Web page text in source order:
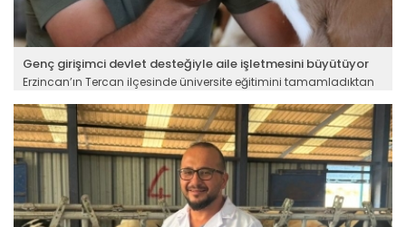
Genç girişimci devlet desteğiyle aile işletmesini büyütüyor
Erzincan’ın Tercan ilçesinde üniversite eğitimini tamamladıktan
ve Kırsal Kalkınmayı Destekleme Kurumunun hibe desteğiyle
kurulan aile işletmesini büyüterek profesyonel hayvancılığın örnek
tesislerinden biri haline getirdi.
Devamını Oku ->